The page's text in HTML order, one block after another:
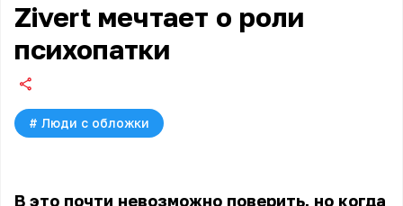
Zivert мечтает о роли
психопатки
# Люди с обложки
В это почти невозможно поверить, но когда